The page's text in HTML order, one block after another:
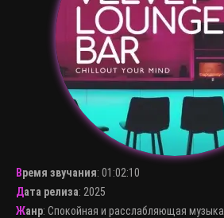
Время звучания: 01:02:10
Дата релиза: 2025
Жанр: Спокойная и расслабляющая музыка